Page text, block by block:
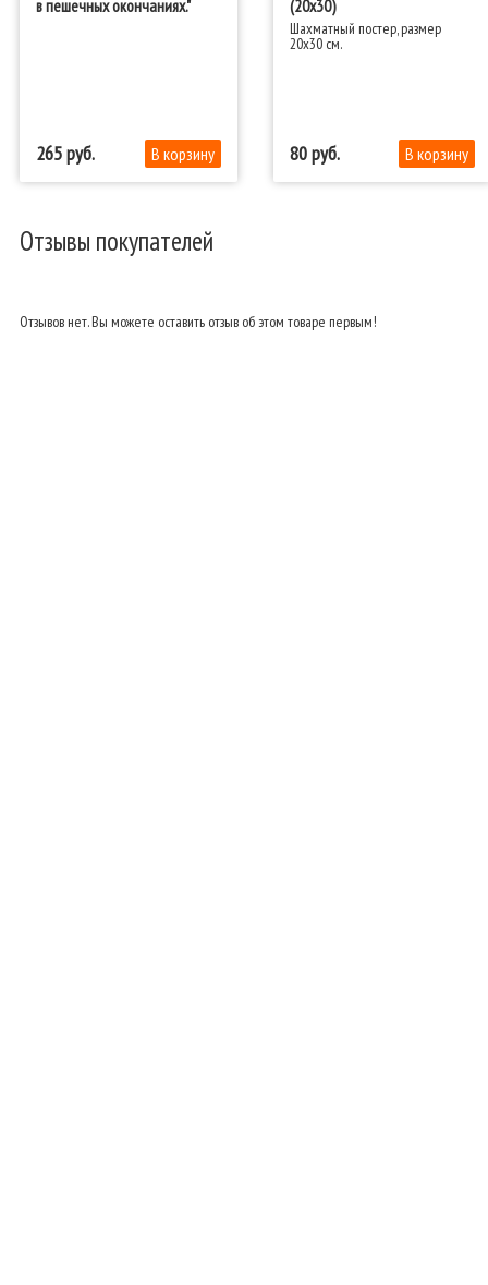
в пешечных окончаниях."
265
(20х30)
Шахматный постер, размер
20х30 см.
80
Отзывы покупателей
Отзывов нет. Вы можете оставить отзыв об этом товаре первым!